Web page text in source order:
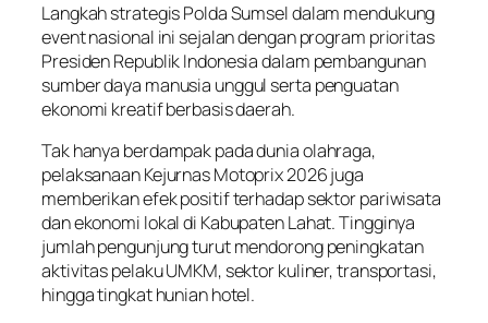
Langkah strategis Polda Sumsel dalam mendukung
event nasional ini sejalan dengan program prioritas
Presiden Republik Indonesia dalam pembangunan
sumber daya manusia unggul serta penguatan
ekonomi kreatif berbasis daerah.
Tak hanya berdampak pada dunia olahraga,
pelaksanaan Kejurnas Motoprix 2026 juga
memberikan efek positif terhadap sektor pariwisata
dan ekonomi lokal di Kabupaten Lahat. Tingginya
jumlah pengunjung turut mendorong peningkatan
aktivitas pelaku UMKM, sektor kuliner, transportasi,
hingga tingkat hunian hotel.